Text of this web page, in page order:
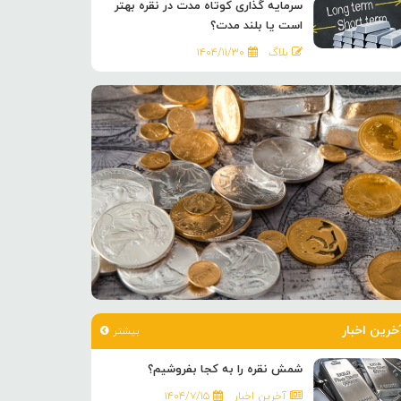
سرمایه گذاری کوتاه مدت در نقره بهتر
است یا بلند مدت؟
بلاگ ۱۴۰۴/۱۱/۳۰
اخبار بیشتر
شمش نقره را به کجا بفروشیم؟
آخرین اخبار ۱۴۰۴/۷/۱۵